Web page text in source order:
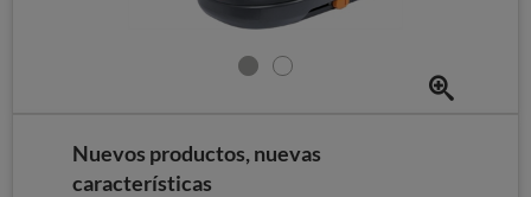
Nuevos productos, nuevas
características